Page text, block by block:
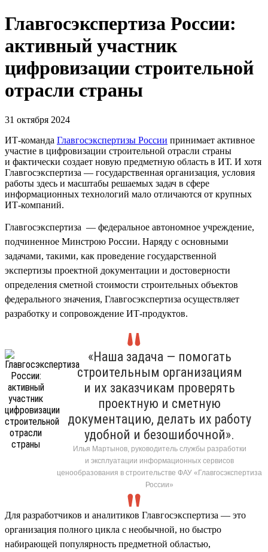
Главгосэкспертиза России:
активный участник
цифровизации строительной
отрасли страны
31 октября 2024
ИТ-команда Главгосэкспертизы России принимает активное
участие в цифровизации строительной отрасли страны
и фактически создает новую предметную область в ИТ. И хотя
Главгосэкспертиза — государственная организация, условия
работы здесь и масштабы решаемых задач в сфере
информационных технологий мало отличаются от крупных
ИТ-компаний.
Главгосэкспертиза — федеральное автономное учреждение,
подчиненное Минстрою России. Наряду с основными
задачами, такими, как проведение государственной
экспертизы проектной документации и достоверности
определения сметной стоимости строительных объектов
федерального значения, Главгосэкспертиза осуществляет
разработку и сопровождение ИТ-продуктов.
«Наша задача — помогать
строительным организациям
и их заказчикам проверять
проектную и сметную
документацию, делать их работу
удобной и безошибочной».
Илья Мартынов, руководитель службы разработки
и эксплуатации информационных сервисов
ценообразования в строительстве ФАУ «Главгосэкспертиза
России»
Для разработчиков и аналитиков Главгосэкспертиза — это
организация полного цикла с необычной, но быстро
набирающей популярность предметной областью,